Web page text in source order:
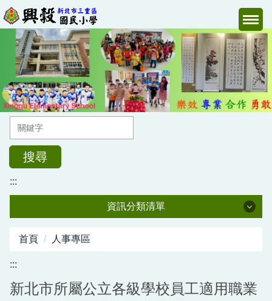
跳
到
容
區
搜尋
:::
資訊分類清單
校長室
總務處
首頁 人事專區
:::
新北市所屬公立各級學校員工適用職業